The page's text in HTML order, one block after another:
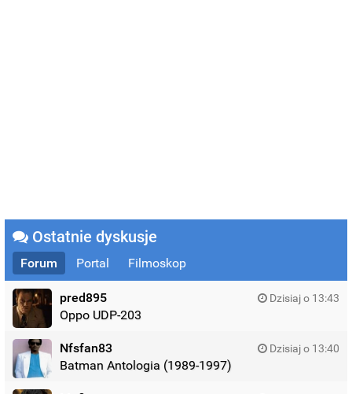
Ostatnie dyskusje
Forum Portal Filmoskop
pred895 Dzisiaj o 13:43
Oppo UDP-203
Nfsfan83 Dzisiaj o 13:40
Batman Antologia (1989-1997)